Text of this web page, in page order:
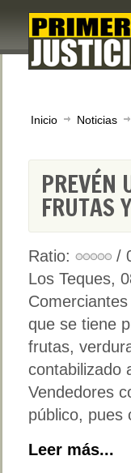
Inicio Noticias
PREVÉN
FRUTAS
Ratio:
/
Los Teques,
que se tiene
frutas,
contabilizado
Vendedores
público, pues
Leer más...